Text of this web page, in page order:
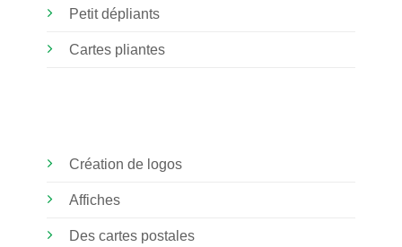
Petit dépliants
Cartes pliantes
Création de logos
Affiches
Des cartes postales